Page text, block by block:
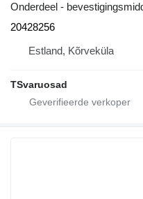
Onderdeel -
20428256
Estland, Kõrveküla
TSvaruosad